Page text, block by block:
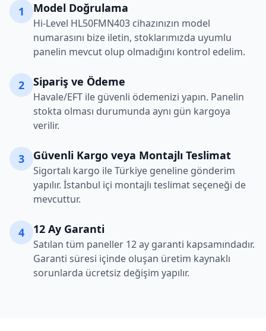
1 Model Doğrulama
Hi-Level HL50FMN403 cihazınızın model
numarasını bize iletin, stoklarımızda uyumlu
panelin mevcut olup olmadığını kontrol edelim.
2 Sipariş ve Ödeme
Havale/EFT ile güvenli ödemenizi yapın. Panelin
stokta olması durumunda aynı gün kargoya
verilir.
3 Güvenli Kargo veya Montajlı Teslimat
Sigortalı kargo ile Türkiye geneline gönderim
yapılır. İstanbul içi montajlı teslimat seçeneği de
mevcuttur.
4 12 Ay Garanti
Satılan tüm paneller 12 ay garanti kapsamındadır.
Garanti süresi içinde oluşan üretim kaynaklı
sorunlarda ücretsiz değişim yapılır.